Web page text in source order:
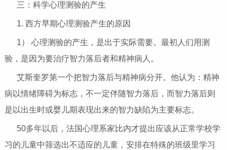
三：科学心理测验的产生
1. 西方早期心理测验产生的原因
1） 心理测验的产生，是出于实际需要。最初人们用测
验，是因为要治疗智力落后者和精神病人。
艾斯奎罗第一个把智力落后与精神病分开。他认为：精神
病以情绪障碍为标志，不一定伴随智力落后，而智力落后则
是以出生时或婴儿期表现出来的智力缺陷为主要标志。
50多年以后，法国心理系家比内才提出应该从正常学校学
习的儿童中筛选出不适应的儿童，安排在特殊的班级里学习